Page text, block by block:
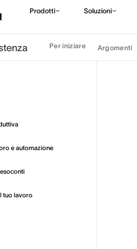
Prodotti Soluzioni
Per iniziare Argomenti
e automazione
tuo lavoro